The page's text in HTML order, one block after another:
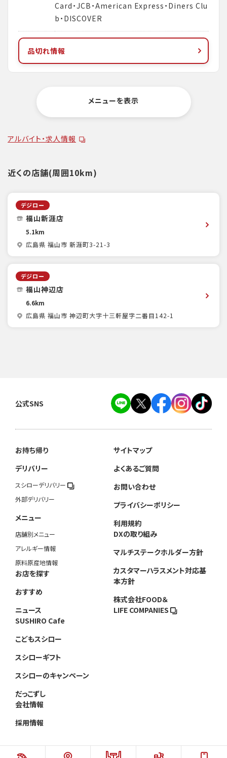
Card・JCB・American Express・Diners Clu
b・DISCOVER
品切れ情報
メニューを表示
アルバイト・求人情報
近くの店舗(周囲10km)
デジロー
福山新涯店
5.1km
広島県 福山市 新涯町3-21-3
デジロー
福山神辺店
6.6km
広島県 福山市 神辺町大字十三軒屋字二番目142-1
公式SNS
お持ち帰り
デリバリー
スシローデリバリー
外部デリバリー
メニュー
店舗別メニュー
アレルギー情報
原料原産地情報
お店を探す
おすすめ
ニュース
SUSHIRO Cafe
こどもスシロー
スシローギフト
スシローのキャンペーン
だっこずし
会社情報
採用情報
サイトマップ
よくあるご質問
お問い合わせ
プライバシーポリシー
利用規約
DXの取り組み
マルチステークホルダー方針
カスタマーハラスメント対応基
本方針
株式会社FOOD＆
LIFE COMPANIES